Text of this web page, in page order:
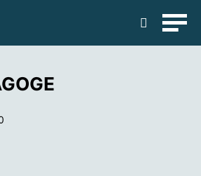
Senioren Theater
Workshops